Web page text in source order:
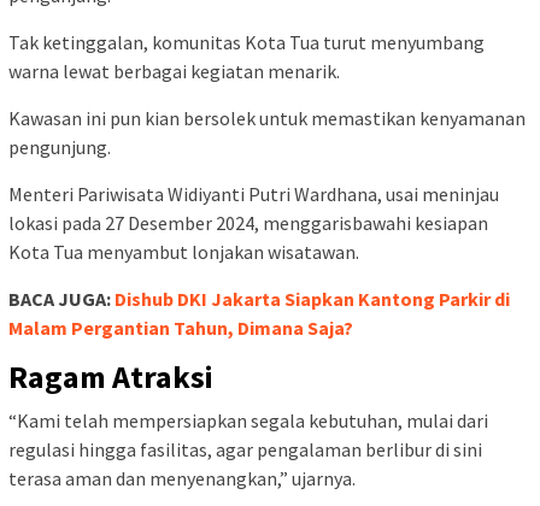
Tak ketinggalan, komunitas Kota Tua turut menyumbang
warna lewat berbagai kegiatan menarik.
Kawasan ini pun kian bersolek untuk memastikan kenyamanan
pengunjung.
Menteri Pariwisata Widiyanti Putri Wardhana, usai meninjau
lokasi pada 27 Desember 2024, menggarisbawahi kesiapan
Kota Tua menyambut lonjakan wisatawan.
BACA JUGA: Dishub DKI Jakarta Siapkan Kantong Parkir di
Malam Pergantian Tahun, Dimana Saja?
Ragam Atraksi
“Kami telah mempersiapkan segala kebutuhan, mulai dari
regulasi hingga fasilitas, agar pengalaman berlibur di sini
terasa aman dan menyenangkan,” ujarnya.